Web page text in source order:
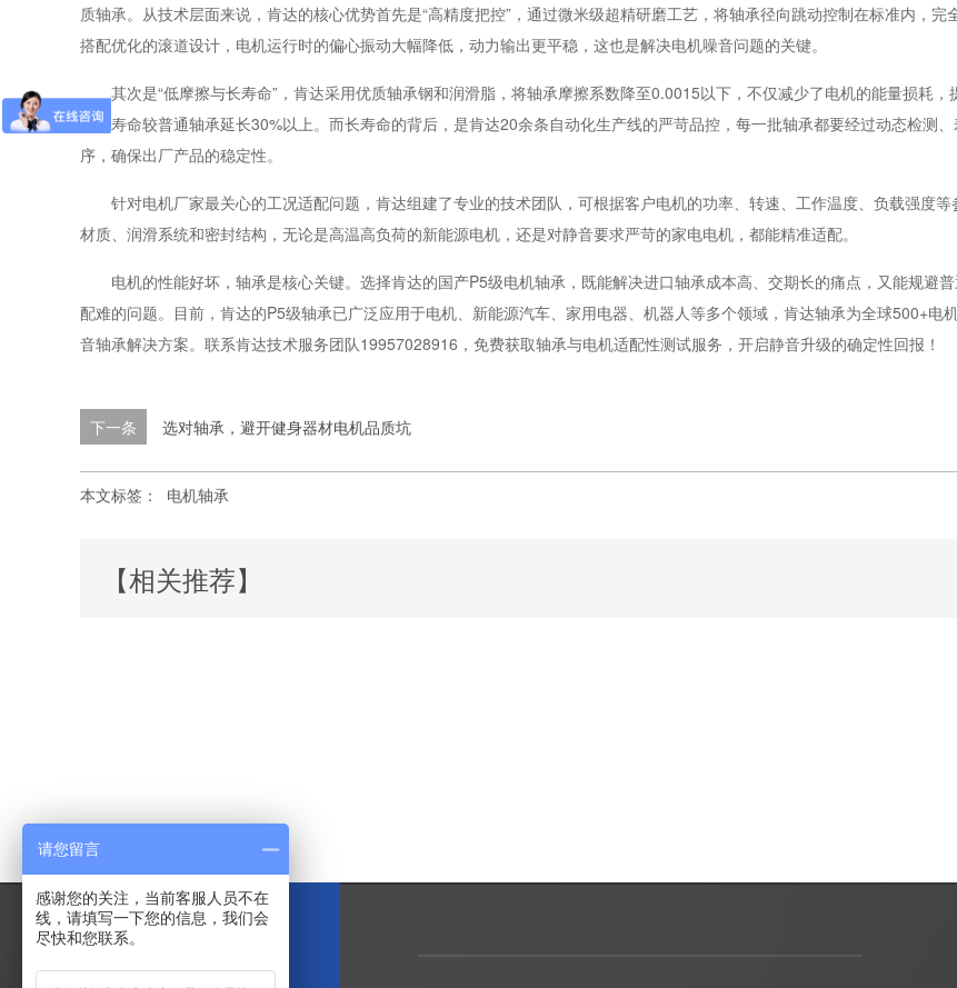
质轴承。从技术层面来说，肯达的核心优势首先是“高精度把控”，通过微米级超精研磨工艺，将轴承径向跳动控制在标准内，完
搭配优化的滚道设计，电机运行时的偏心振动大幅降低，动力输出更平稳，这也是解决电机噪音问题的关键。
其次是“低摩擦与长寿命”，肯达采用优质轴承钢和润滑脂，将轴承摩擦系数降至0.0015以下，不仅减少了电机的能量损耗，
使用寿命较普通轴承延长30%以上。而长寿命的背后，是肯达20余条自动化生产线的严苛品控，每一批轴承都要经过动态检测
序，确保出厂产品的稳定性。
针对电机厂家最关心的工况适配问题，肯达组建了专业的技术团队，可根据客户电机的功率、转速、工作温度、负载强度
材质、润滑系统和密封结构，无论是高温高负荷的新能源电机，还是对静音要求严苛的家电电机，都能精准适配。
电机的性能好坏，轴承是核心关键。选择肯达的国产P5级电机轴承，既能解决进口轴承成本高、交期长的痛点，又能规避
配难的问题。目前，肯达的P5级轴承已广泛应用于电机、新能源汽车、家用电器、机器人等多个领域，肯达轴承为全球500+电
音轴承解决方案。联系肯达技术服务团队19957028916，免费获取轴承与电机适配性测试服务，开启静音升级的确定性回报！
下一条 选对轴承，避开健身器材电机品质坑
本文标签： 电机轴承
【相关推荐】
请您留言
感谢您的关注，当前客服人员不在
线，请填写一下您的信息，我们会
尽快和您联系。